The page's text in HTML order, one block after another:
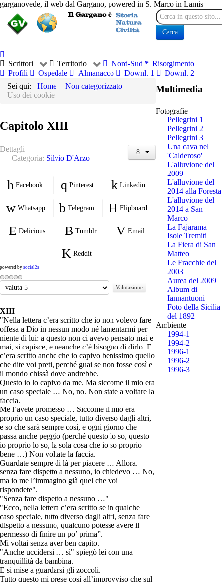
garganovede, il web dal Gargano, powered in S. Marco in Lamis
Cerca
Cerca
Scrittori Territorio Nord-Sud
Risorgimento
Profili
Ospedale Almanacco Downl. 1
Downl. 2
Sei qui:
Home
Non categorizzato
Uso dei cookie
Capitolo XIII
Dettagli
Categoria: Silvio D'Arzo
Facebook Pinterest Linkedin
Whatsapp Telegram Flipboard
Delicious Tumblr Email
Reddit
powered by social2s
Valuta
XIII
"Nella lettera c’era scritto che io non volevo fare
offesa a Dio in nessun modo né lamentarmi per
niente di lui: a questo non ci avevo pensato mai e
mai, si capisce, e neanche c’è bisogno di dirlo. E
c’era scritto anche che io capivo benissimo quello
che dite voi preti, perché guai se non fosse così e
il mondo chissà dove andrebbe.
Questo io lo capivo da me. Ma siccome il mio era
un caso speciale … No, no. Non state a voltare la
faccia.
Me l’avete promesso … Siccome il mio era
proprio un caso speciale, tutto diverso dagli altri,
e so che sarà sempre così, e ogni giorno che
passa anche peggio (perché questo lo so, questo
io proprio lo so, la sola cosa che io so proprio
bene …) Non voltate la faccia.
Guardate sempre di là per piacere … Allora,
senza fare dispetto a nessuno, io chiedevo … No,
ma io me l’immagino già quel che voi
rispondete".
"Senza fare dispetto a nessuno …"
"Ecco, nella lettera c’era scritto se in qualche
caso speciale, tutto diverso dagli altri, senza fare
dispetto a nessuno, qualcuno potesse avere il
permesso di finire un po’ prima”.
Mi voltai senza aver ben capito.
"Anche uccidersi … sì" spiegò lei con una
tranquillità da bambina.
E si mise a guardarsi gli zoccoli.
Tutto questo mi prese così all’improvviso che sul
Multimedia
Fotografie
Pellegrini 1
Pellegrini 2
Pellegrini 3
Una cava nel
'Calderoso'
L'alluvione del
2009
L'alluvione del
2014 alla Foresta
L'alluvione del
2014 a San
Marco
La Fajarama
Isole Tremiti
La Fiera di San
Matteo
Le Fracchie del
2003
Aurea del 2009
Album di
Iannantuoni
Foto della Sicilia
del 1892
Ambiente
1994-1
1994-2
1996-1
1996-2
1996-3